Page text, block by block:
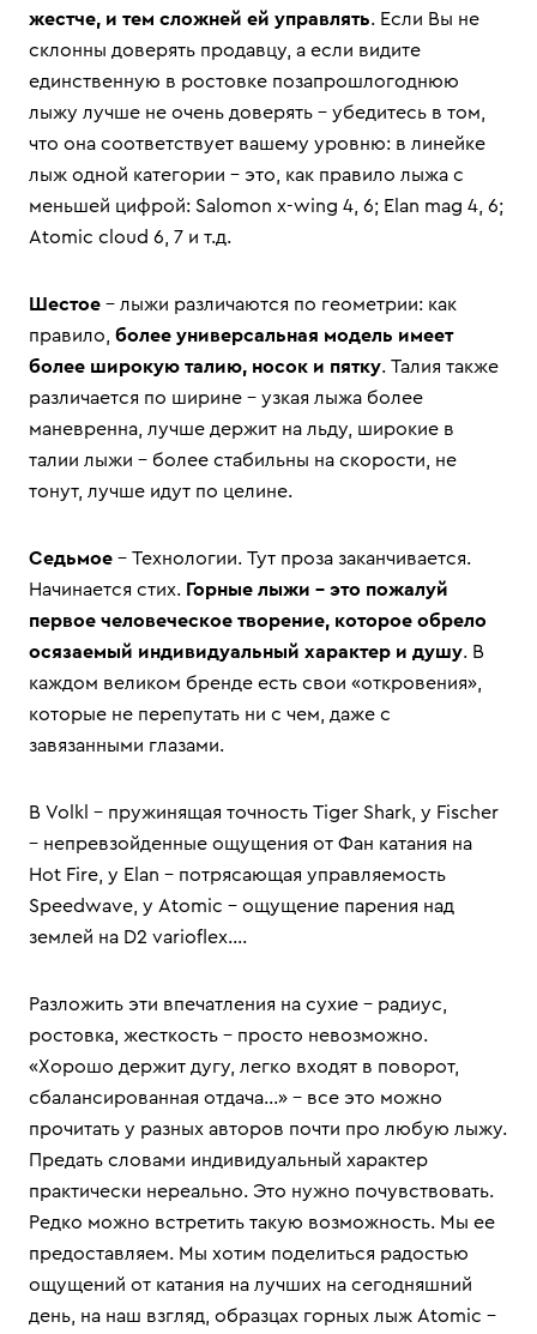
жестче, и тем сложней ей управлять. Если Вы не
склонны доверять продавцу, а если видите
единственную в ростовке позапрошлогоднюю
лыжу лучше не очень доверять – убедитесь в том,
что она соответствует вашему уровню: в линейке
лыж одной категории – это, как правило лыжа с
меньшей цифрой: Salomon x-wing 4, 6; Elan mag 4, 6;
Atomic cloud 6, 7 и т.д.
Шестое – лыжи различаются по геометрии: как
правило, более универсальная модель имеет
более широкую талию, носок и пятку. Талия также
различается по ширине – узкая лыжа более
маневренна, лучше держит на льду, широкие в
талии лыжи – более стабильны на скорости, не
тонут, лучше идут по целине.
Седьмое – Технологии. Тут проза заканчивается.
Начинается стих. Горные лыжи – это пожалуй
первое человеческое творение, которое обрело
осязаемый индивидуальный характер и душу. В
каждом великом бренде есть свои «откровения»,
которые не перепутать ни с чем, даже с
завязанными глазами.
В Volkl – пружинящая точность Tiger Shark, у Fischer
– непревзойденные ощущения от Фан катания на
Hot Fire, у Elan – потрясающая управляемость
Speedwave, у Atomic – ощущение парения над
землей на D2 varioflex….
Разложить эти впечатления на сухие - радиус,
ростовка, жесткость - просто невозможно.
«Хорошо держит дугу, легко входят в поворот,
сбалансированная отдача…» - все это можно
прочитать у разных авторов почти про любую лыжу.
Предать словами индивидуальный характер
практически нереально. Это нужно почувствовать.
Редко можно встретить такую возможность. Мы ее
предоставляем. Мы хотим поделиться радостью
ощущений от катания на лучших на сегодняшний
день, на наш взгляд, образцах горных лыж Atomic –